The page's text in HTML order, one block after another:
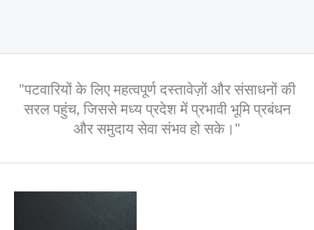
"पटवारियों के लिए महत्वपूर्ण दस्तावेज़ों और संसाधनों की
सरल पहुंच, जिससे मध्य प्रदेश में प्रभावी भूमि प्रबंधन
और समुदाय सेवा संभव हो सके।"